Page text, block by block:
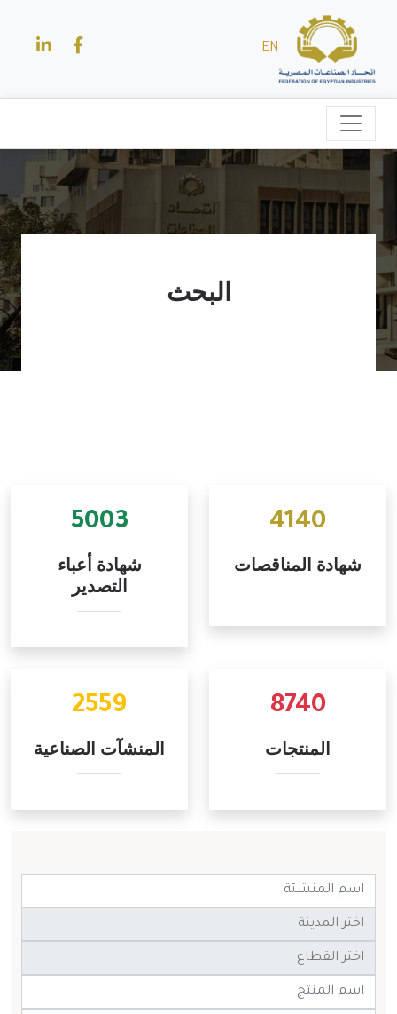
EN
البحث
4140
شهادة المناقصات
5003
شهادة أعباء
التصدير
8740
المنتجات
2559
المنشآت الصناعية